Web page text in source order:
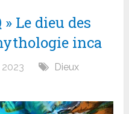
Le dieu des
inca
2023
Dieux